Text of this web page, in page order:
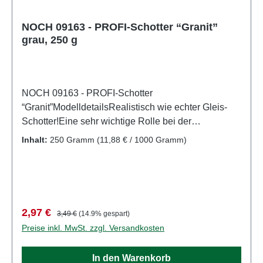
NOCH 09163 - PROFI-Schotter “Granit”
grau, 250 g
NOCH 09163 - PROFI-Schotter
“Granit”ModelldetailsRealistisch wie echter Gleis-
Schotter!Eine sehr wichtige Rolle bei der
realistischen Gestaltung von Modell-Landschaften
realistisch beschottern. Zudem lassen sich die
Sorten untereinander auch prima mischen, wodurch
individuelle Farben entstehen.Die Körnung des
Inhalt: 250 Gramm (11,88 € / 1000 Gramm)
Verkaufspreis:
2,97 € Regulärer Preis:
3,49 € (14.9% gespart)
Preise inkl. MwSt. zzgl. Versandkosten
In den Warenkorb